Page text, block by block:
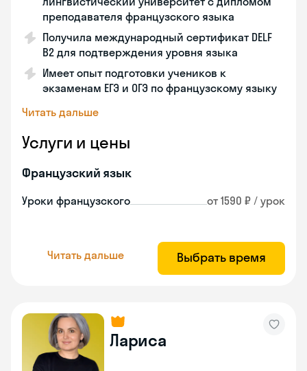
преподавателя французского языка
Получила международный сертификат DELF
B2 для подтверждения уровня языка
Имеет опыт подготовки учеников к
экзаменам ЕГЭ и ОГЭ по французскому языку
Читать дальше
Услуги и цены
Французский язык
Уроки французского от 1590 ₽ / урок
Читать дальше Выбрать время
Лариса